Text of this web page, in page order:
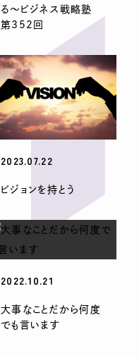
る〜ビジネス戦略塾
第352回
2023.07.22
ビジョンを持とう
2022.10.21
大事なことだから何度
でも言います